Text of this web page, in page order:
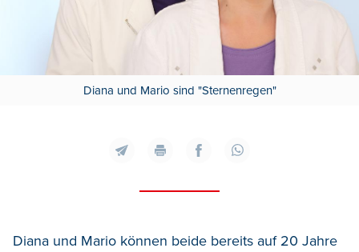
Diana und Mario sind "Sternenregen"
Diana und Mario können beide bereits auf 20 Jahre